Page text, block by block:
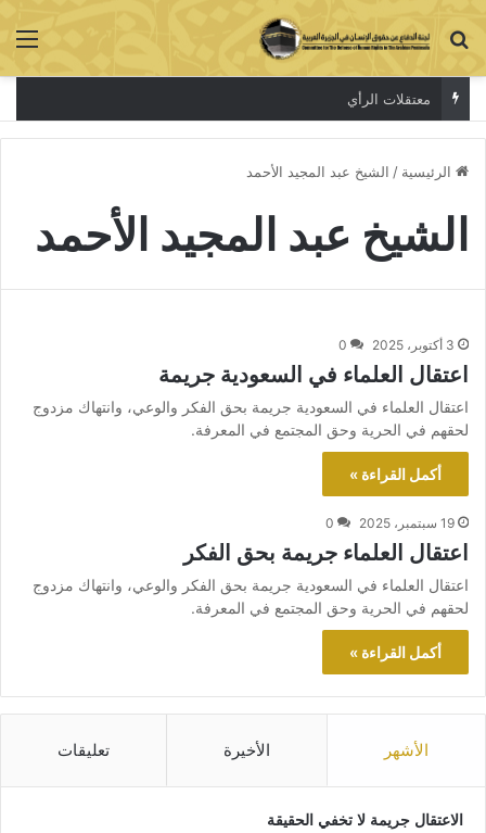
بحث عن
معتقلات الرأي
الرئيسية / الشيخ عبد المجيد الأحمد
الشيخ عبد المجيد الأحمد
3 أكتوبر، 2025 0
اعتقال العلماء في السعودية جريمة
اعتقال العلماء في السعودية جريمة بحق الفكر والوعي، وانتهاك مزدوج
لحقهم في الحرية وحق المجتمع في المعرفة.
أكمل القراءة »
19 سبتمبر، 2025 0
اعتقال العلماء جريمة بحق الفكر
اعتقال العلماء في السعودية جريمة بحق الفكر والوعي، وانتهاك مزدوج
لحقهم في الحرية وحق المجتمع في المعرفة.
أكمل القراءة »
الأشهر الأخيرة تعليقات
الاعتقال جريمة لا تخفي الحقيقة